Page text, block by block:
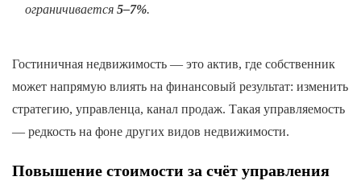
ограничивается 5–7%.
Гостиничная недвижимость — это актив, где собственник
может напрямую влиять на финансовый результат: изменить
стратегию, управленца, канал продаж. Такая управляемость
— редкость на фоне других видов недвижимости.
Повышение стоимости за счёт управления